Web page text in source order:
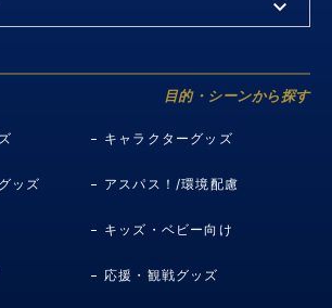
目的・シーンから探す
キャラクターグッズ
ッズ アスパス！/環境配慮
キッズ・ベビー向け
応援・観戦グッズ